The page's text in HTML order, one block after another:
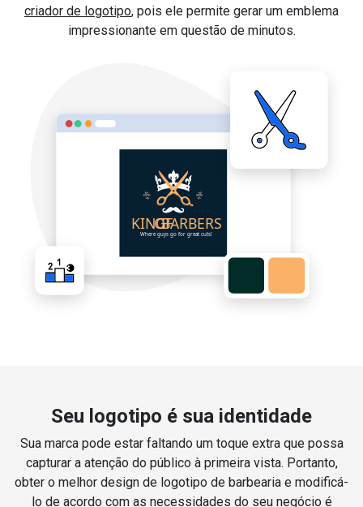
criador de logotipo, pois ele permite gerar um emblema
impressionante em questão de minutos.
Seu logotipo é sua identidade
Sua marca pode estar faltando um toque extra que possa
capturar a atenção do público à primeira vista. Portanto,
obter o melhor design de logotipo de barbearia e modificá-
lo de acordo com as necessidades do seu negócio é